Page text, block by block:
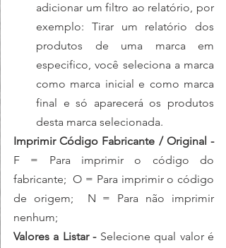
adicionar um filtro ao relatório, por
exemplo: Tirar um relatório dos
produtos de uma marca em
especifico, você seleciona a marca
como marca inicial e como marca
final e só aparecerá os produtos
desta marca selecionada.
Imprimir Código Fabricante / Original -
F = Para imprimir o código do
fabricante;  O = Para imprimir o código
de origem;  N = Para não imprimir
nenhum;
Valores a Listar - Selecione qual valor é